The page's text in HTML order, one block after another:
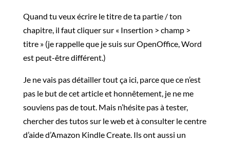
Quand tu veux écrire le titre de ta partie / ton
chapitre, il faut cliquer sur « Insertion > champ >
titre » (je rappelle que je suis sur OpenOffice, Word
est peut-être différent.)
Je ne vais pas détailler tout ça ici, parce que ce n’est
pas le but de cet article et honnêtement, je ne me
souviens pas de tout. Mais n’hésite pas à tester,
chercher des tutos sur le web et à consulter le centre
d’aide d’Amazon Kindle Create. Ils ont aussi un